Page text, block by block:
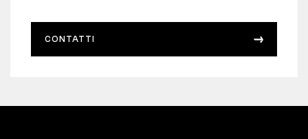
CONTATTI